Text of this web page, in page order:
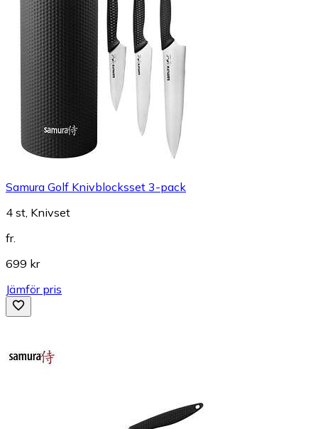
Samura Golf Knivblocksset 3-pack
4 st, Knivset
fr.
699 kr
Jämför pris